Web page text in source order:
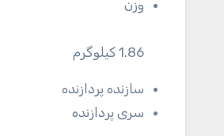
وزن
1.86 کیلوگرم
سازنده پردازنده
سری پردازنده